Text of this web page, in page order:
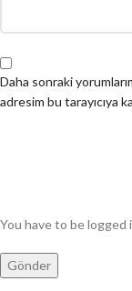
Daha sonraki
adresim bu tarayıcıya
You have to be